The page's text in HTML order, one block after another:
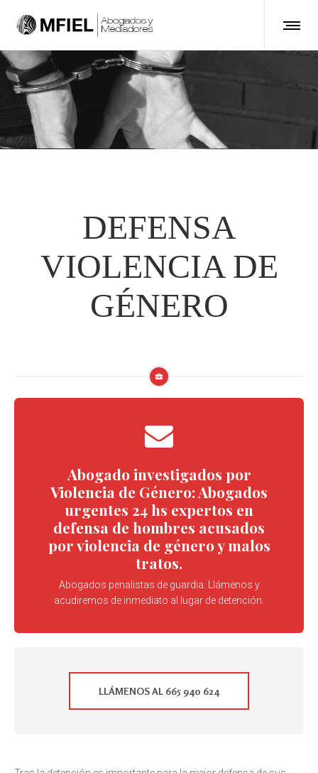
DEFENSA
VIOLENCIA DE
GÉNERO
Abogado investigados por
Violencia de Género: Abogados
urgentes 24 hs expertos en
defensa de hombres acusados
por violencia de género y malos
tratos.
Abogados penalistas de guardia. Llámenos y
acudiremos de inmediato al lugar de detención.
LLÁMENOS AL 665 940 624